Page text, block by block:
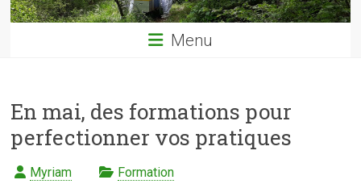
Menu
En mai, des formations pour
perfectionner vos pratiques
Myriam Formation